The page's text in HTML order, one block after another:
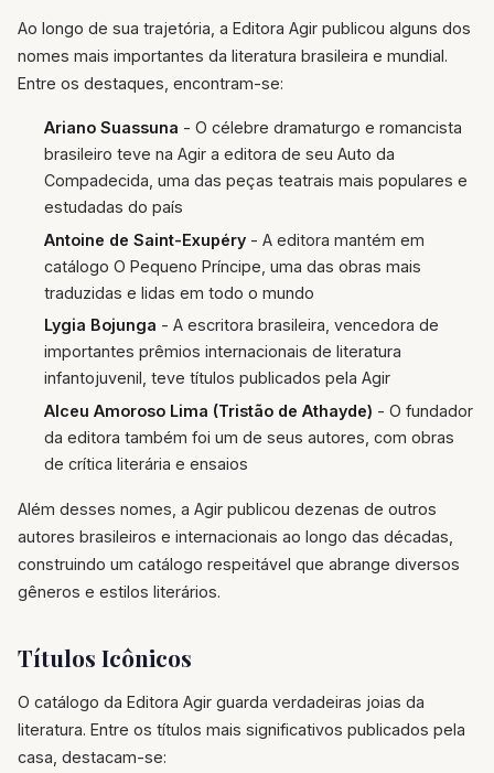
Ao longo de sua trajetória, a Editora Agir publicou alguns dos
nomes mais importantes da literatura brasileira e mundial.
Entre os destaques, encontram-se:
Ariano Suassuna - O célebre dramaturgo e romancista
brasileiro teve na Agir a editora de seu Auto da
Compadecida, uma das peças teatrais mais populares e
estudadas do país
Antoine de Saint-Exupéry - A editora mantém em
catálogo O Pequeno Príncipe, uma das obras mais
traduzidas e lidas em todo o mundo
Lygia Bojunga - A escritora brasileira, vencedora de
importantes prêmios internacionais de literatura
infantojuvenil, teve títulos publicados pela Agir
Alceu Amoroso Lima (Tristão de Athayde) - O fundador
da editora também foi um de seus autores, com obras
de crítica literária e ensaios
Além desses nomes, a Agir publicou dezenas de outros
autores brasileiros e internacionais ao longo das décadas,
construindo um catálogo respeitável que abrange diversos
gêneros e estilos literários.
Títulos Icônicos
O catálogo da Editora Agir guarda verdadeiras joias da
literatura. Entre os títulos mais significativos publicados pela
casa, destacam-se: